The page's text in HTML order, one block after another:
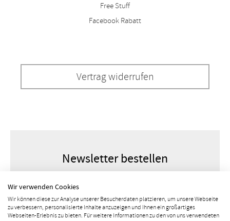
Free Stuff
Facebook Rabatt
Vertrag widerrufen
Newsletter bestellen
Wir verwenden Cookies
Wir können diese zur Analyse unserer Besucherdaten platzieren, um unsere Webseite
zu verbessern, personalisierte Inhalte anzuzeigen und Ihnen ein großartiges
Webseiten-Erlebnis zu bieten. Für weitere Informationen zu den von uns verwendeten